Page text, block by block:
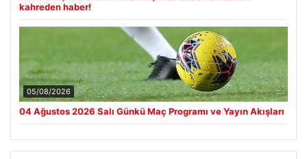
kahreden haber!
05/08/2026
04 Ağustos 2026 Salı Günkü Maç Programı ve Yayın Akışları